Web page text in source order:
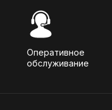
Оперативное
обслуживание